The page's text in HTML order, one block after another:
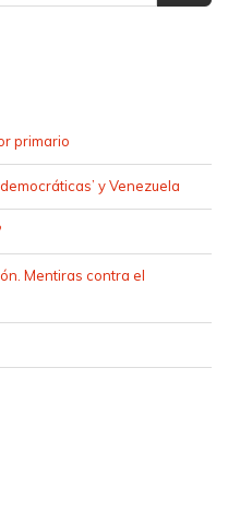
primario
y Venezuela
Mentiras contra el